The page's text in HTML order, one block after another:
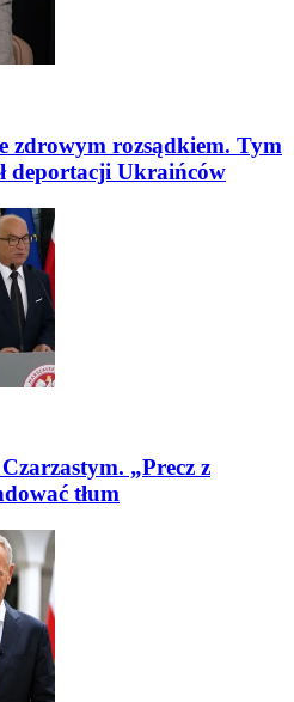
zdrowym rozsądkiem. Tym
deportacji Ukraińców
„Precz z
tłum